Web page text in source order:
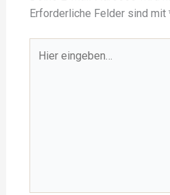
Erforderliche Felder sind mit
eingeben…